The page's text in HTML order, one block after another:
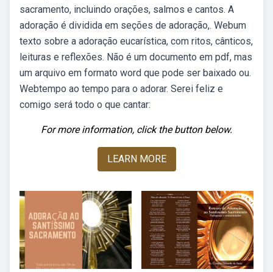
sacramento, incluindo orações, salmos e cantos. A
adoração é dividida em seções de adoração,. Webum
texto sobre a adoração eucarística, com ritos, cânticos,
leituras e reflexões. Não é um documento em pdf, mas
um arquivo em formato word que pode ser baixado ou.
Webtempo ao tempo para o adorar. Serei feliz e
comigo será todo o que cantar:
For more information, click the button below.
LEARN MORE